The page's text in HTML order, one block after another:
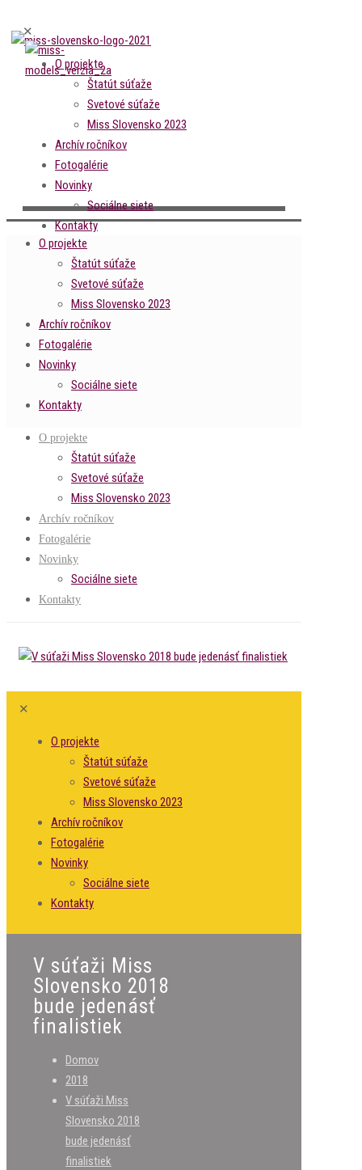
✕
O projekte
Štatút súťaže
Svetové súťaže
Miss Slovensko 2023
Archív ročníkov
Fotogalérie
Novinky
Sociálne siete
Kontakty
O projekte
Štatút súťaže
Svetové súťaže
Miss Slovensko 2023
Archív ročníkov
Fotogalérie
Novinky
Sociálne siete
Kontakty
O projekte
Štatút súťaže
Svetové súťaže
Miss Slovensko 2023
Archív ročníkov
Fotogalérie
Novinky
Sociálne siete
Kontakty
✕
O projekte
Štatút súťaže
Svetové súťaže
Miss Slovensko 2023
Archív ročníkov
Fotogalérie
Novinky
Sociálne siete
Kontakty
V súťaži Miss
Slovensko 2018
bude jedenásť
finalistiek
Domov
2018
V súťaži Miss
Slovensko 2018
bude jedenásť
finalistiek